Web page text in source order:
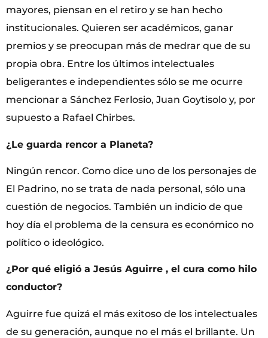
mayores, piensan en el retiro y se han hecho
institucionales. Quieren ser académicos, ganar
premios y se preocupan más de medrar que de su
propia obra. Entre los últimos intelectuales
beligerantes e independientes sólo se me ocurre
mencionar a Sánchez Ferlosio, Juan Goytisolo y, por
supuesto a Rafael Chirbes.
¿Le guarda rencor a Planeta?
Ningún rencor. Como dice uno de los personajes de
El Padrino, no se trata de nada personal, sólo una
cuestión de negocios. También un indicio de que
hoy día el problema de la censura es económico no
político o ideológico.
¿Por qué eligió a Jesús Aguirre , el cura como hilo
conductor?
Aguirre fue quizá el más exitoso de los intelectuales
de su generación, aunque no el más el brillante. Un